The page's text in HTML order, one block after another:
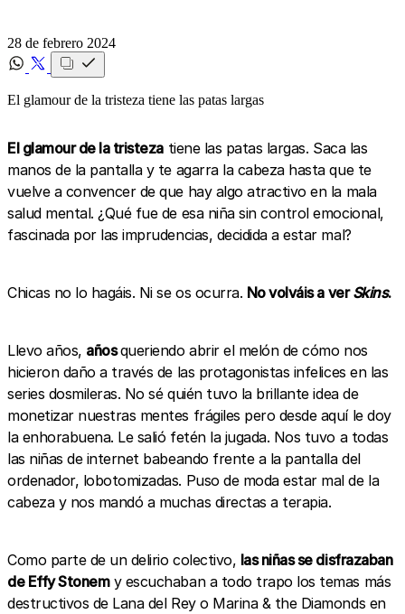
28 de febrero 2024
El glamour de la tristeza tiene las patas largas
El glamour de la tristeza tiene las patas largas. Saca las
manos de la pantalla y te agarra la cabeza hasta que te
vuelve a convencer de que hay algo atractivo en la mala
salud mental. ¿Qué fue de esa niña sin control emocional,
fascinada por las imprudencias, decidida a estar mal?
Chicas no lo hagáis. Ni se os ocurra. No volváis a verSkins.
Llevo años, añosqueriendo abrir el melón de cómo nos
hicieron daño a través de las protagonistas infelices en las
series dosmileras. No sé quién tuvo la brillante idea de
monetizar nuestras mentes frágiles pero desde aquí le doy
la enhorabuena. Le salió fetén la jugada. Nos tuvo a todas
las niñas de internet babeando frente a la pantalla del
ordenador, lobotomizadas. Puso de moda estar mal de la
cabeza y nos mandó a muchas directas a terapia.
Como parte de un delirio colectivo, las niñas se disfrazaban
de Effy Stonemy escuchaban a todo trapo los temas más
destructivos de Lana del Rey o Marina & the Diamonds en